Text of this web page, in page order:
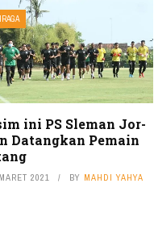
ini PS Sleman Jor-
Datangkan Pemain
2021 BY MAHDI YAHYA